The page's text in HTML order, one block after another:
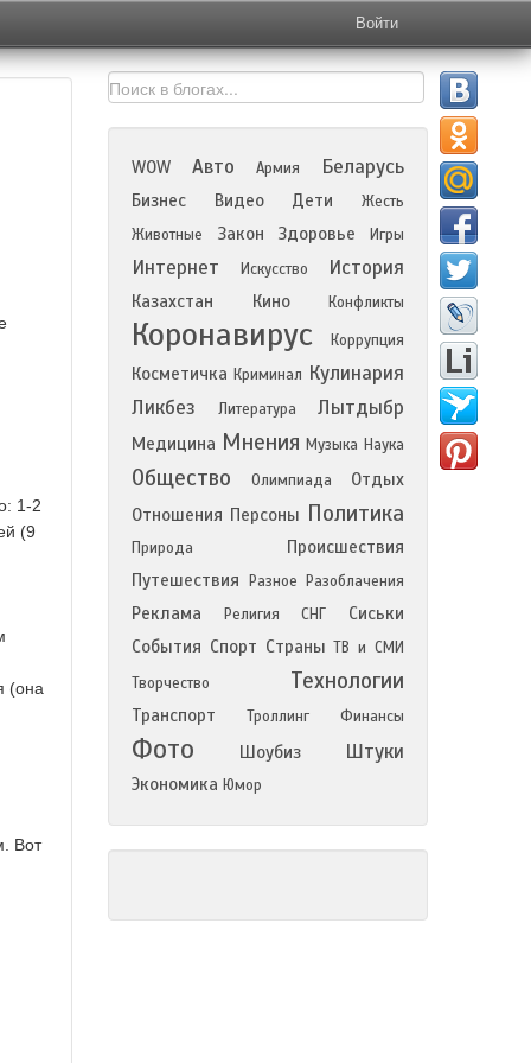
Войти
1-2
(9
(она
Вот
WOW Авто Армия Беларусь
Бизнес Видео Дети
Жесть
Животные
Закон Здоровье Игры
Интернет Искусство История
Казахстан Кино Конфликты
Коронавирус Коррупция
Косметичка Криминал Кулинария
Ликбез
Литература Лытдыбр
Медицина Мнения Музыка Наука
Общество Олимпиада
Отдых
Отношения Персоны Политика
Природа
Происшествия
Путешествия
Разное Разоблачения
Реклама Религия СНГ
Сиськи
События Спорт Страны ТВ и СМИ
Творчество
Технологии
Транспорт Троллинг Финансы
Фото Шоубиз Штуки
Экономика Юмор